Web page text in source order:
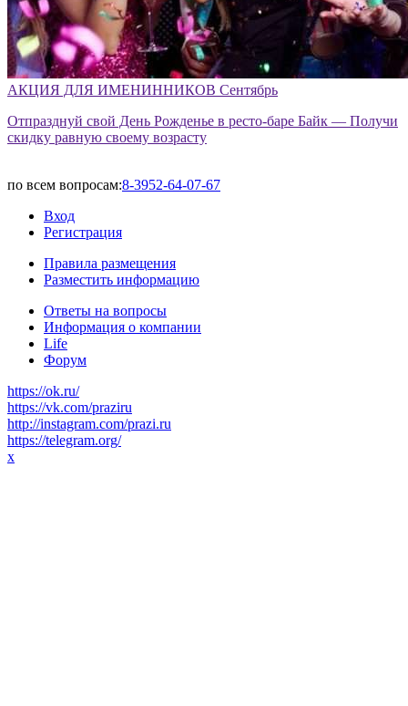
АКЦИЯ ДЛЯ ИМЕНИННИКОВ Сентябрь
Отпразднуй свой День Рожденье в ресто-баре Байк — Получи
скидку равную своему возрасту
по всем вопросам:8-3952-64-07-67
Вход
Регистрация
Правила размещения
Разместить информацию
Ответы на вопросы
Информация о компании
Life
Форум
https://ok.ru/
https://vk.com/praziru
http://instagram.com/prazi.ru
https://telegram.org/
x